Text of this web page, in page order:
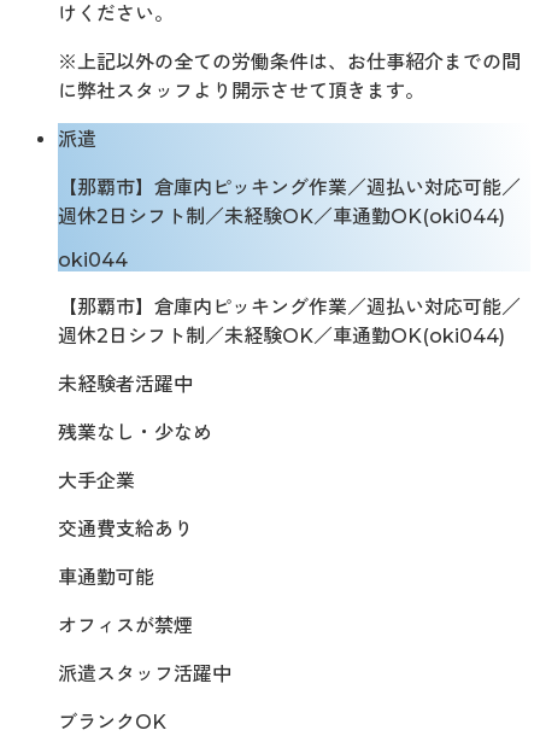
けください。
※上記以外の全ての労働条件は、お仕事紹介までの間
に弊社スタッフより開示させて頂きます。
派遣
【那覇市】倉庫内ピッキング作業／週払い対応可能／
週休2日シフト制／未経験OK／車通勤OK(oki044)
oki044
【那覇市】倉庫内ピッキング作業／週払い対応可能／
週休2日シフト制／未経験OK／車通勤OK(oki044)
未経験者活躍中
残業なし・少なめ
大手企業
交通費支給あり
車通勤可能
オフィスが禁煙
派遣スタッフ活躍中
ブランクOK